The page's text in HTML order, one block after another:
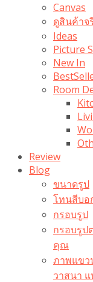
Canvas
ดูสินค้าจ
Ideas
Picture
New In
Room
Review
Blog
ขนาดรูป
โทนสีบอ
กรอบรูป
กรอบรูป
คุณ
ภาพแขว
วาสนา